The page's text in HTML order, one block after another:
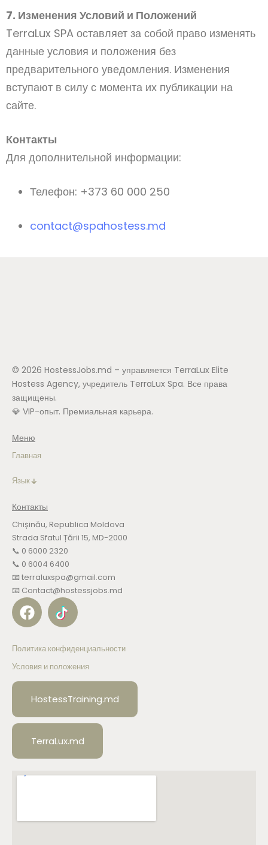
7. Изменения Условий и Положений
TerraLux SPA оставляет за собой право изменять
данные условия и положения без
предварительного уведомления. Изменения
вступают в силу с момента их публикации на
сайте.
Контакты
Для дополнительной информации:
Телефон: +373 60 000 250
contact@spahostess.md
© 2026 HostessJobs.md – управляется TerraLux Elite
Hostess Agency, учредитель TerraLux Spa. Все права
защищены.
💎 VIP-опыт. Премиальная карьера.
Меню
Главная
Язык
Контакты
Chișinău, Republica Moldova
Strada Sfatul Țării 15, MD-2000
📞 0 6000 2320
📞 0 6004 6400
📧 terraluxspa@gmail.com
📧 Contact@hostessjobs.md
Политика конфиденциальности
Условия и положения
HostessTraining.md
TerraLux.md